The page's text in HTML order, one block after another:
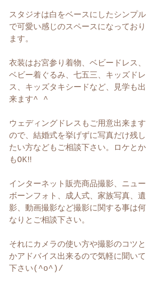
スタジオは白をベースにしたシンプル
で可愛い感じのスペースになっており
ます。
衣装はお宮参り着物、ベビードレス、
ベビー着ぐるみ、七五三、キッズドレ
ス、キッズタキシードなど、見学も出
来ます^ ^
ウェディングドレスもご用意出来ます
ので、結婚式を挙げずに写真だけ残し
たい方などもご相談下さい。ロケとか
もOK‼︎
インターネット販売商品撮影、ニュー
ボーンフォト、成人式、家族写真、遺
影、動画撮影など撮影に関する事は何
なりとご相談下さい。
それにカメラの使い方や撮影のコツと
かアドバイス出来るので気軽に聞いて
下さい(^o^)/